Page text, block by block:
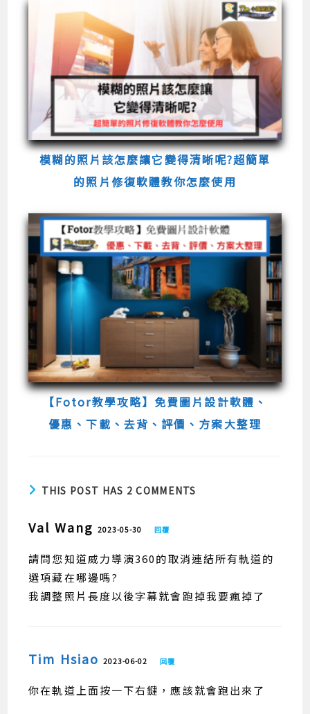
模糊的照片該怎麼讓它變得清晰呢?超簡單
的照片修復軟體教你怎麼使用
【Fotor教學攻略】免費圖片設計軟體、
優惠、下載、去背、評價、方案大整理
THIS POST HAS 2 COMMENTS
Val Wang2023-05-30 回覆
請問您知道威力導演360的取消連結所有軌道的
選項藏在哪邊嗎?
我調整照片長度以後字幕就會跑掉我要瘋掉了
Tim Hsiao 2023-06-02 回覆
你在軌道上面按一下右鍵，應該就會跑出來了